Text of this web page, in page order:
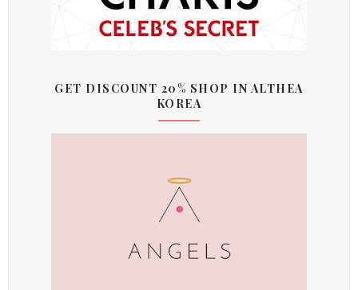
GET DISCOUNT 20% SHOP IN ALTHEA
KOREA